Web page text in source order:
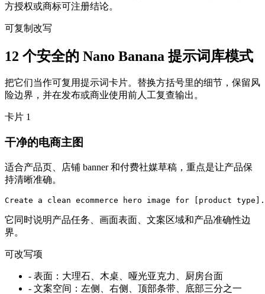
方授权或商标可注册结论。
可复制改写
12 个安全的 Nano Banana 提示词库模式
把它们当作可复用提示词卡片。替换方括号里的细节，保留风
险边界，并在发布或商业使用前人工复查输出。
卡片 1
干净的电商主图
适合产品页、店铺 banner 和付费社媒草稿，重点是让产品保
持清晰准确。
Create a clean ecommerce hero image for [product
它同时说明产品任务、画面表面、文案区域和产品准确性边
界。
可改写项
- 表面：大理石、木桌、哑光亚克力、厨房台面
- 文案空间：左侧、右侧、顶部条带、底部三分之一